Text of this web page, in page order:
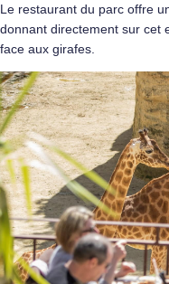
Le restaurant du parc offre
donnant directement sur cet
face aux girafes.